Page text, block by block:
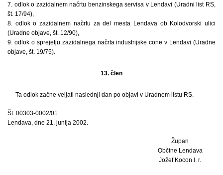
7. odlok o zazidalnem načrtu benzinskega servisa v Lendavi (Uradni list RS,
št. 17/94),
8. odlok o zazidalnem načrtu za del mesta Lendava ob Kolodvorski ulici
(Uradne objave, št. 12/90),
9. odlok o sprejetju zazidalnega načrta industrijske cone v Lendavi (Uradne
objave, št. 19/75).
13. člen
Ta odlok začne veljati naslednji dan po objavi v Uradnem listu RS.
Št. 00303-0002/01
Lendava, dne 21. junija 2002.
Župan
Občine Lendava
Jožef Kocon l. r.